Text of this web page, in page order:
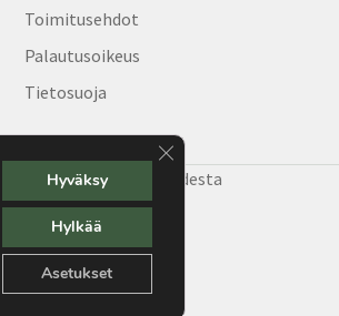
Toimitusehdot
Palautusoikeus
Tietosuoja
Helsingin hiihtäjiä vuodesta
Hyväksy
Hylkää
Asetukset
Sulje evästebanneri